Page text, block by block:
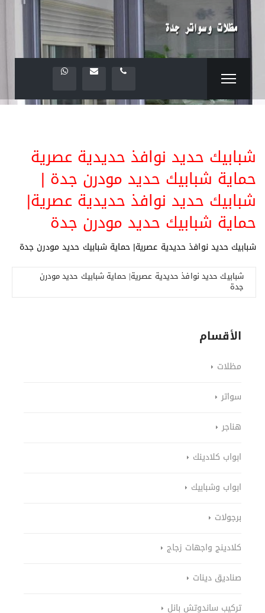
شبابيك حديد نوافذ حديدية عصرية
حماية شبابيك حديد مودرن جدة |
شبابيك حديد نوافذ حديدية عصرية|
حماية شبابيك حديد مودرن جدة
شبابيك حديد نوافذ حديدية عصرية| حماية شبابيك حديد مودرن جدة
شبابيك حديد نوافذ حديدية عصرية| حماية شبابيك حديد مودرن
جدة
الأقسام
مظلات
سواتر
هناجر
ابواب كلادينك
ابواب وشبابيك
برجولات
كلادينج واجهات زجاج
صناديق دينات
تركيب ساندوتش بانل